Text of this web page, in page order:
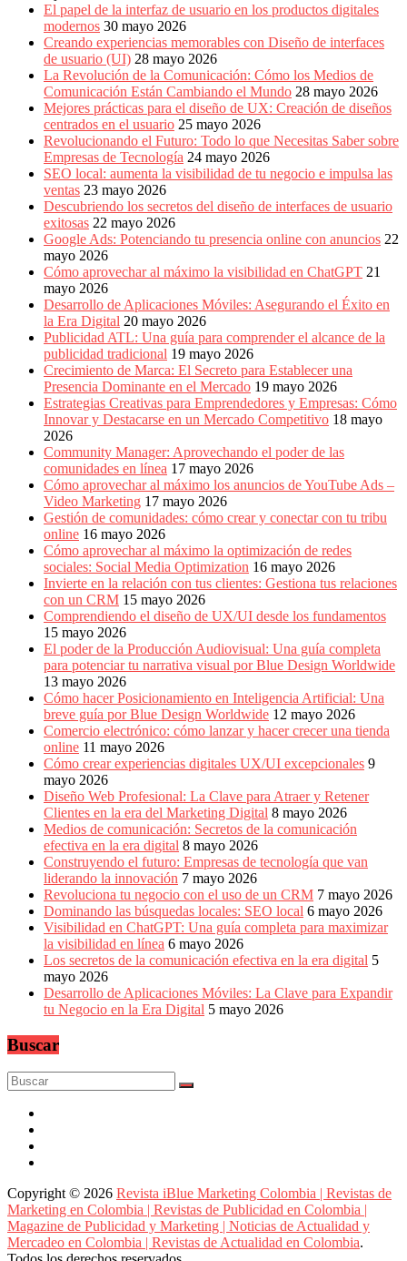
El papel de la interfaz de usuario en los productos digitales
modernos 30 mayo 2026
Creando experiencias memorables con Diseño de interfaces
de usuario (UI) 28 mayo 2026
La Revolución de la Comunicación: Cómo los Medios de
Comunicación Están Cambiando el Mundo 28 mayo 2026
Mejores prácticas para el diseño de UX: Creación de diseños
centrados en el usuario 25 mayo 2026
Revolucionando el Futuro: Todo lo que Necesitas Saber sobre
Empresas de Tecnología 24 mayo 2026
SEO local: aumenta la visibilidad de tu negocio e impulsa las
ventas 23 mayo 2026
Descubriendo los secretos del diseño de interfaces de usuario
exitosas 22 mayo 2026
Google Ads: Potenciando tu presencia online con anuncios 22
mayo 2026
Cómo aprovechar al máximo la visibilidad en ChatGPT 21
mayo 2026
Desarrollo de Aplicaciones Móviles: Asegurando el Éxito en
la Era Digital 20 mayo 2026
Publicidad ATL: Una guía para comprender el alcance de la
publicidad tradicional 19 mayo 2026
Crecimiento de Marca: El Secreto para Establecer una
Presencia Dominante en el Mercado 19 mayo 2026
Estrategias Creativas para Emprendedores y Empresas: Cómo
Innovar y Destacarse en un Mercado Competitivo 18 mayo
2026
Community Manager: Aprovechando el poder de las
comunidades en línea 17 mayo 2026
Cómo aprovechar al máximo los anuncios de YouTube Ads –
Video Marketing 17 mayo 2026
Gestión de comunidades: cómo crear y conectar con tu tribu
online 16 mayo 2026
Cómo aprovechar al máximo la optimización de redes
sociales: Social Media Optimization 16 mayo 2026
Invierte en la relación con tus clientes: Gestiona tus relaciones
con un CRM 15 mayo 2026
Comprendiendo el diseño de UX/UI desde los fundamentos
15 mayo 2026
El poder de la Producción Audiovisual: Una guía completa
para potenciar tu narrativa visual por Blue Design Worldwide
13 mayo 2026
Cómo hacer Posicionamiento en Inteligencia Artificial: Una
breve guía por Blue Design Worldwide 12 mayo 2026
Comercio electrónico: cómo lanzar y hacer crecer una tienda
online 11 mayo 2026
Cómo crear experiencias digitales UX/UI excepcionales 9
mayo 2026
Diseño Web Profesional: La Clave para Atraer y Retener
Clientes en la era del Marketing Digital 8 mayo 2026
Medios de comunicación: Secretos de la comunicación
efectiva en la era digital 8 mayo 2026
Construyendo el futuro: Empresas de tecnología que van
liderando la innovación 7 mayo 2026
Revoluciona tu negocio con el uso de un CRM 7 mayo 2026
Dominando las búsquedas locales: SEO local 6 mayo 2026
Visibilidad en ChatGPT: Una guía completa para maximizar
la visibilidad en línea 6 mayo 2026
Los secretos de la comunicación efectiva en la era digital 5
mayo 2026
Desarrollo de Aplicaciones Móviles: La Clave para Expandir
tu Negocio en la Era Digital 5 mayo 2026
Buscar
Copyright © 2026 Revista iBlue Marketing Colombia | Revistas de
Marketing en Colombia | Revistas de Publicidad en Colombia |
Magazine de Publicidad y Marketing | Noticias de Actualidad y
Mercadeo en Colombia | Revistas de Actualidad en Colombia.